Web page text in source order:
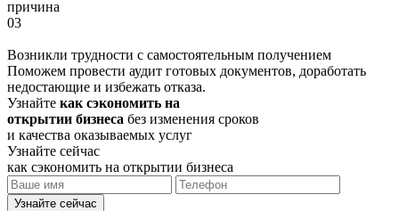
причина
03
Возникли трудности с самостоятельным получением
Поможем провести аудит готовых документов, доработать
недостающие и избежать отказа.
Узнайте как сэкономить на
открытии бизнеса без изменения сроков
и качества оказываемых услуг
Узнайте сейчас
как сэкономить на открытии бизнеса
Узнайте сейчас